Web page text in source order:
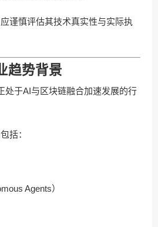
谨慎评估其技术真实性与实际执
趋势背景
处于AI与区块链融合加速发展的行
括：
Agents）